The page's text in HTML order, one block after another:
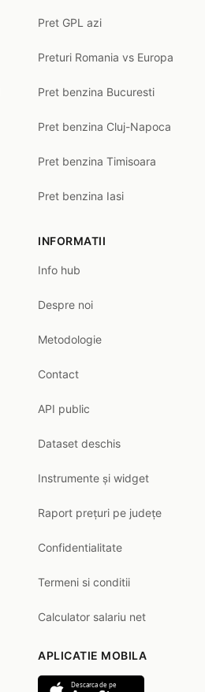
Pret GPL azi
Preturi Romania vs Europa
Pret benzina Bucuresti
Pret benzina Cluj-Napoca
Pret benzina Timisoara
Pret benzina Iasi
INFORMATII
Info hub
Despre noi
Metodologie
Contact
API public
Dataset deschis
Instrumente și widget
Raport prețuri pe județe
Confidentialitate
Termeni si conditii
Calculator salariu net
APLICATIE MOBILA
Descarca de pe